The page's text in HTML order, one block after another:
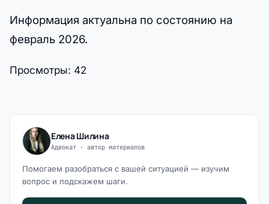
Информация актуальна по состоянию на
февраль 2026.
Просмотры: 42
Елена Шилина
Адвокат · автор материалов
Помогаем разобраться с вашей ситуацией — изучим
вопрос и подскажем шаги.